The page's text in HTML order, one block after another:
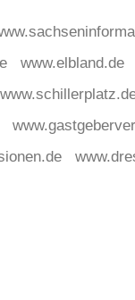
www.elbland.de